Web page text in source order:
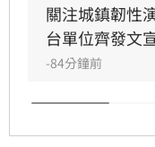
並強調行政院版
避免在野黨版本
推動育兒留停六
施，建構完善支
劃需具備整體性
作為，將持續捍
關注城鎮韌性
台單位齊發文
-84分鐘前